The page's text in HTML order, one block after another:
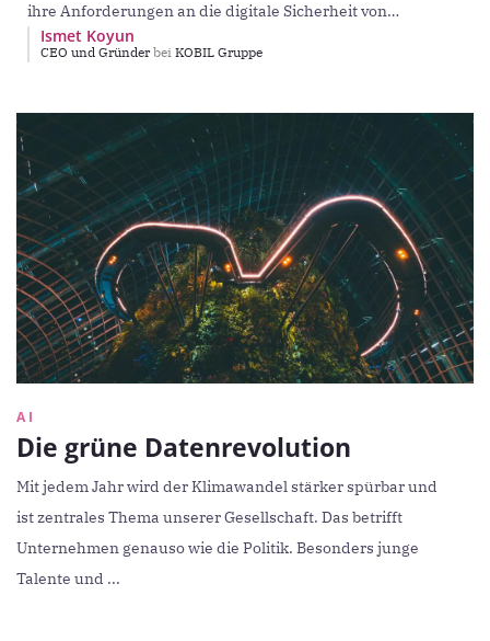
ihre Anforderungen an die digitale Sicherheit von
Unternehmen grundlegend. Was lange als technische
Ismet Koyun
CEO und Gründer bei KOBIL Gruppe
AI
Die grüne Datenrevolution
Mit jedem Jahr wird der Klimawandel stärker spürbar und
ist zentrales Thema unserer Gesellschaft. Das betrifft
Unternehmen genauso wie die Politik. Besonders junge
Talente und ...